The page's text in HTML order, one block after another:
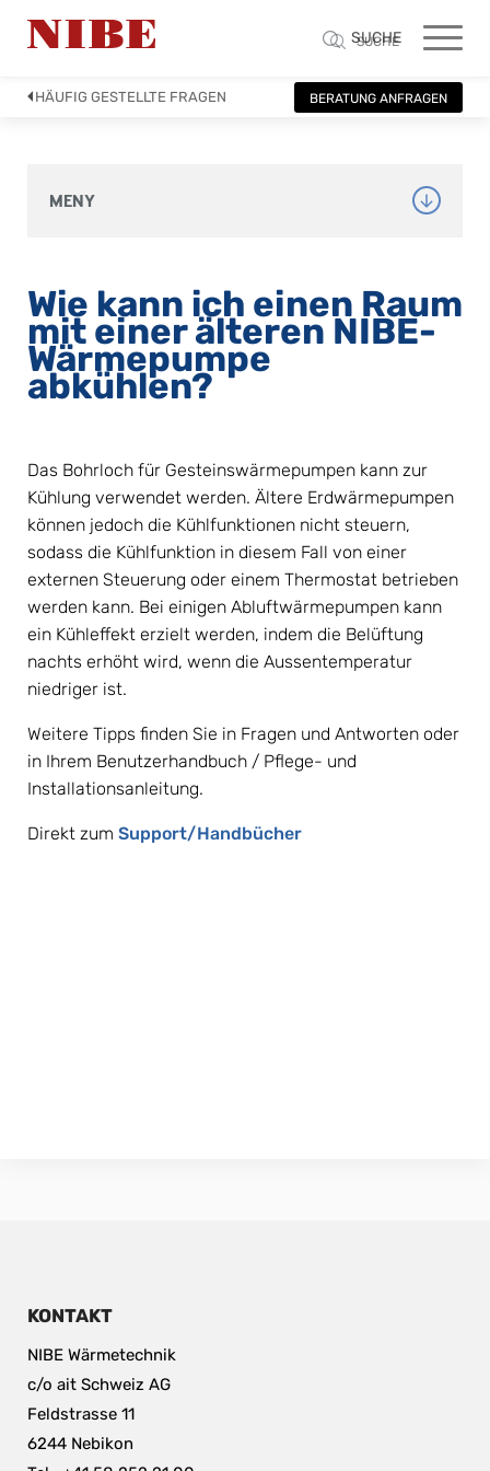
SUCHE
SUCHE
HÄUFIG GESTELLTE FRAGEN BERATUNG ANFRAGEN
MENY
Wie kann ich einen Raum
mit einer älteren NIBE-
Wärmepumpe
abkühlen?
Das Bohrloch für Gesteinswärmepumpen kann zur
Kühlung verwendet werden. Ältere Erdwärmepumpen
können jedoch die Kühlfunktionen nicht steuern,
sodass die Kühlfunktion in diesem Fall von einer
externen Steuerung oder einem Thermostat betrieben
werden kann. Bei einigen Abluftwärmepumpen kann
ein Kühleffekt erzielt werden, indem die Belüftung
nachts erhöht wird, wenn die Aussentemperatur
niedriger ist.
Weitere Tipps finden Sie in Fragen und Antworten oder
in Ihrem Benutzerhandbuch / Pflege- und
Installationsanleitung.
Direkt zum Support/Handbücher
KONTAKT
NIBE Wärmetechnik
c/o ait Schweiz AG
Feldstrasse 11
6244 Nebikon